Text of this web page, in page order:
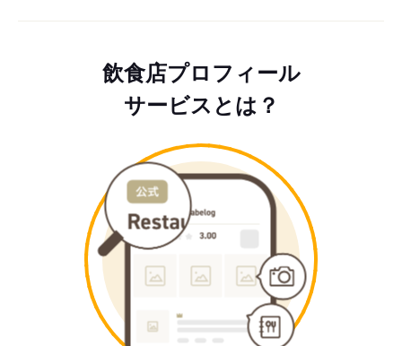
飲食店プロフィール
サービスとは？